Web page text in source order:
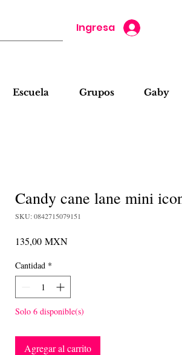
Ingresa
Escuela Grupos Gaby
Candy cane lane mini
SKU: 0842715079151
135,00 MXNPrecio
Cantidad *
Solo 6 disponible(s)
Agregar al carrito